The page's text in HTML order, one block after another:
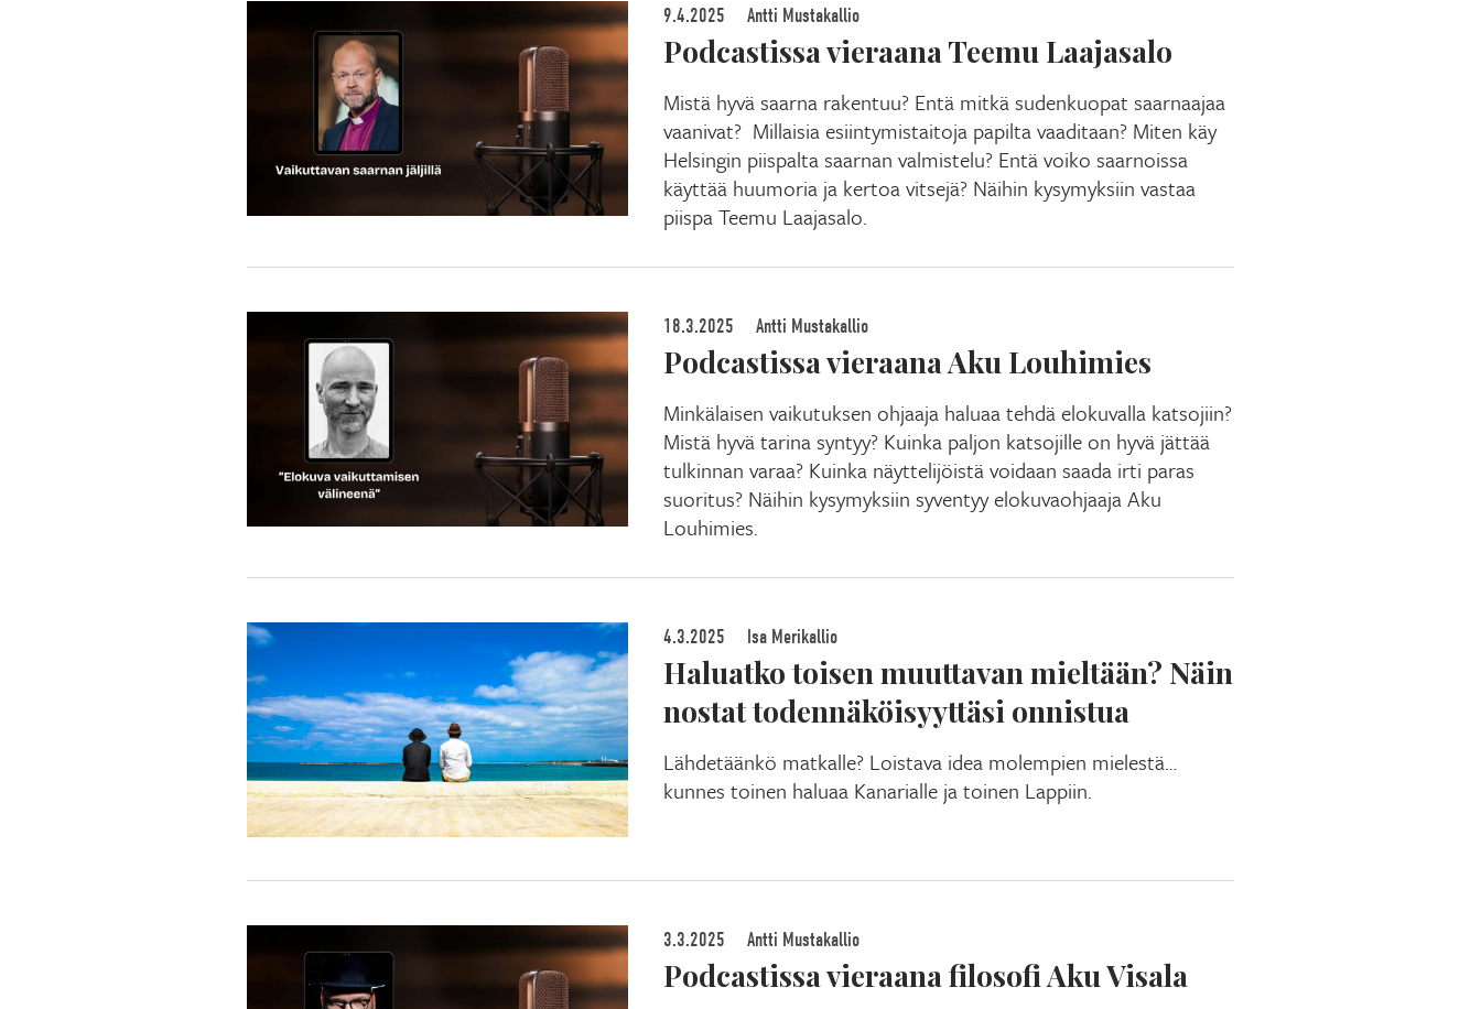
9.4.2025 Antti Mustakallio
Podcastissa vieraana Teemu Laajasalo
Mistä hyvä saarna rakentuu? Entä mitkä sudenkuopat saarnaajaa
vaanivat? Millaisia esiintymistaitoja papilta vaaditaan? Miten käy
Helsingin piispalta saarnan valmistelu? Entä voiko saarnoissa
käyttää huumoria ja kertoa vitsejä? Näihin kysymyksiin vastaa
piispa Teemu Laajasalo.
18.3.2025 Antti Mustakallio
Podcastissa vieraana Aku Louhimies
Minkälaisen vaikutuksen ohjaaja haluaa tehdä elokuvalla katsojiin?
Mistä hyvä tarina syntyy? Kuinka paljon katsojille on hyvä jättää
tulkinnan varaa? Kuinka näyttelijöistä voidaan saada irti paras
suoritus? Näihin kysymyksiin syventyy elokuvaohjaaja Aku
Louhimies.
4.3.2025 Isa Merikallio
Haluatko toisen muuttavan mieltään? Näin
nostat todennäköisyyttäsi onnistua
Lähdetäänkö matkalle? Loistava idea molempien mielestä…
kunnes toinen haluaa Kanarialle ja toinen Lappiin.
3.3.2025 Antti Mustakallio
Podcastissa vieraana filosofi Aku Visala